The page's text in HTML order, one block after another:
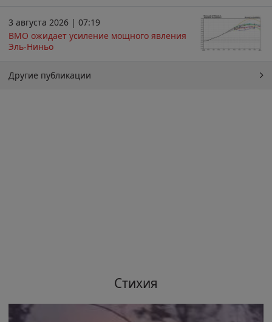
3 августа 2026 | 07:19
ВМО ожидает усиление мощного явления
Эль-Ниньо
Другие публикации
Стихия